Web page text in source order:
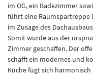
im OG, ein Badezimmer
führt eine Raumspartreppe
im Zusage des
Somit wurde aus der
Zimmer geschaffen. Der
schafft ein modernes und
Küche fügt sich